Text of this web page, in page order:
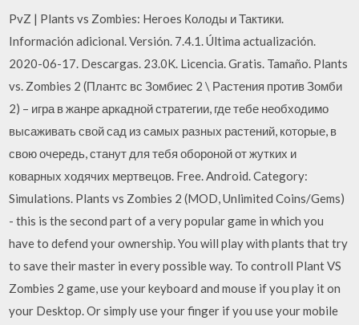
PvZ | Plants vs Zombies: Heroes Колоды и Тактики.
Información adicional. Versión. 7.4.1. Última actualización.
2020-06-17. Descargas. 23.0K. Licencia. Gratis. Tamaño. Plants
vs. Zombies 2 (Плантс вс Зомбиес 2 \ Растения против Зомби
2) – игра в жанре аркадной стратегии, где тебе необходимо
высаживать свой сад из самых разных растений, которые, в
свою очередь, станут для тебя обороной от жутких и
коварных ходячих мертвецов. Free. Android. Category:
Simulations. Plants vs Zombies 2 (MOD, Unlimited Coins/Gems)
- this is the second part of a very popular game in which you
have to defend your ownership. You will play with plants that try
to save their master in every possible way. To controll Plant VS
Zombies 2 game, use your keyboard and mouse if you play it on
your Desktop. Or simply use your finger if you use your mobile